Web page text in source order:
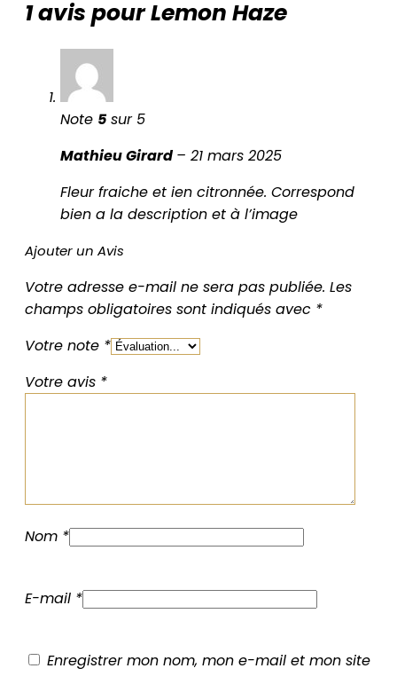
1 avis pourLemon Haze
Note 5 sur 5
Mathieu Girard – 21 mars 2025
Fleur fraiche et ien citronnée. Correspond
bien a la description et à l’image
Ajouter un Avis
Votre adresse e-mail ne sera pas publiée. Les
champs obligatoires sont indiqués avec *
Votre note *
Votre avis *
Nom *
E-mail *
Enregistrer mon nom, mon e-mail et mon site